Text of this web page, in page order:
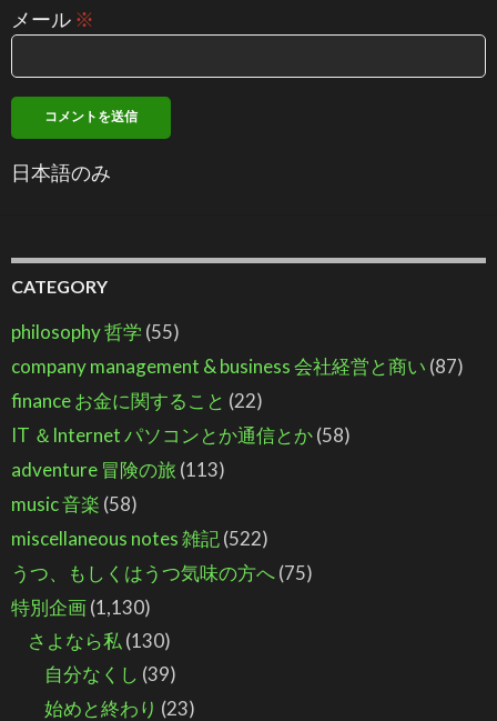
メール ※
日本語のみ
CATEGORY
philosophy 哲学 (55)
company management & business 会社経営と商い (87)
finance お金に関すること (22)
IT ＆Internet パソコンとか通信とか(58)
adventure 冒険の旅 (113)
music 音楽 (58)
miscellaneous notes 雑記(522)
うつ、もしくはうつ気味の方へ(75)
特別企画(1,130)
さよなら私 (130)
自分なくし (39)
始めと終わり (23)